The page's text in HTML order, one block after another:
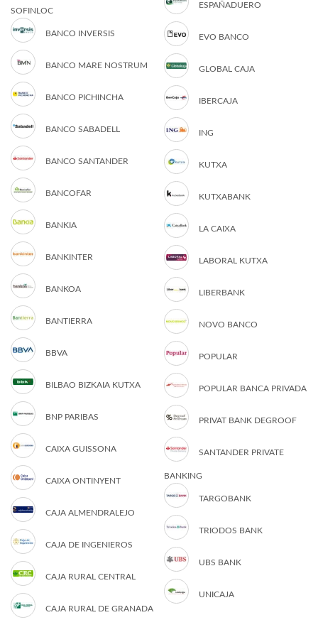
SOFINLOC
BANCO INVERSIS
BANCO MARE NOSTRUM
BANCO PICHINCHA
BANCO SABADELL
BANCO SANTANDER
BANCOFAR
BANKIA
BANKINTER
BANKOA
BANTIERRA
BBVA
BILBAO BIZKAIA KUTXA
BNP PARIBAS
CAIXA GUISSONA
CAIXA ONTINYENT
CAJA ALMENDRALEJO
CAJA DE INGENIEROS
CAJA RURAL CENTRAL
CAJA RURAL DE GRANADA
ESPAÑADUERO
EVO BANCO
GLOBAL CAJA
IBERCAJA
ING
KUTXA
KUTXABANK
LA CAIXA
LABORAL KUTXA
LIBERBANK
NOVO BANCO
POPULAR
POPULAR BANCA PRIVADA
PRIVAT BANK DEGROOF
SANTANDER PRIVATE
BANKING
TARGOBANK
TRIODOS BANK
UBS BANK
UNICAJA